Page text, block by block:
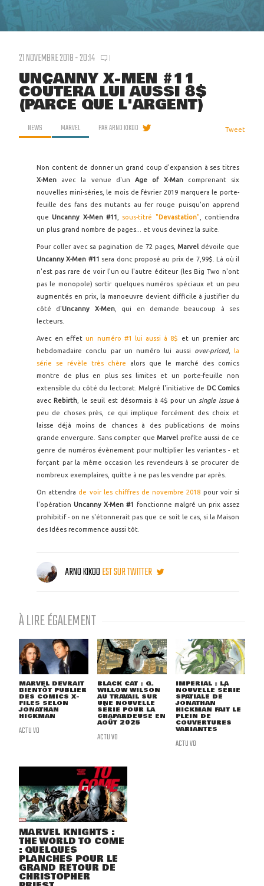
21 NOVEMBRE 2018 - 20:14 1
UNCANNY X-MEN #11
COÛTERA LUI AUSSI 8$
(PARCE QUE L'ARGENT)
NEWS MARVEL PARARNO KIKOO Tweet
Non content de donner un grand coup d'expansion à ses titres
X-Men avec la venue d'unAge of X-Man
comprenant six
nouvelles mini-séries, le mois de février 2019 marquera le porte-
feuille des fans des mutants au fer rouge puisqu'on apprend
queUncanny X-Men #11 sous-titré "Devastation" , contiendra
un plus grand nombre de pages... et vous devinez la suite.
Pour coller avec sa pagination de 72 pages,Marvel dévoile que
Uncanny X-Men #11 sera donc proposé au prix de 7,99$. Là où il
n'est pas rare de voir l'un ou l'autre éditeur (les Big Two n'ont
pas le monopole) sortir quelques numéros spéciaux et un peu
augmentés en prix, la manoeuvre devient difficile à justifier du
côté d'Uncanny X-Men, qui en demande beaucoup à ses
lecteurs.
Avec en effetun numéro #1 lui aussi à 8$
et un premier arc
hebdomadaire conclu par un numéro lui aussi
over-priced, la
série se révèle très chère alors que le marché des comics
montre de plus en plus ses limites et un porte-feuille non
extensible du côté du lectorat. Malgré l'initiative de DC Comics
avec Rebirth , le seuil est désormais à 4$ pour un single issueà
peu de choses près, ce qui implique forcément des choix et
laisse déjà moins de chances à des publications de moins
grande envergure. Sans compter queMarvel profite aussi de ce
genre de numéros évènement pour multiplier les variantes - et
forçant par la même occasion les revendeurs à se procurer de
nombreux exemplaires, quitte à ne pas les vendre par après.
On attendra de voir les chiffres de novembre 2018 pour voir si
l'opérationUncanny X-Men #1 fonctionne malgré un prix assez
prohibitif - on ne s'étonnerait pas que ce soit le cas, si la Maison
des Idées recommence aussi tôt.
ARNO KIKOOEST SUR TWITTER
À LIRE ÉGALEMENT
MARVEL DEVRAIT
BIENTÔT PUBLIER
DES COMICS X-
FILES SELON
JONATHAN
HICKMAN
ACTU VO
BLACK CAT : G.
WILLOW WILSON
AU TRAVAIL SUR
UNE NOUVELLE
SÉRIE POUR LA
CHAPARDEUSE EN
AOÛT 2025
ACTU VO
IMPERIAL : LA
NOUVELLE SÉRIE
SPATIALE DE
JONATHAN
HICKMAN FAIT LE
PLEIN DE
COUVERTURES
VARIANTES
ACTU VO
MARVEL KNIGHTS :
THE WORLD TO COME
: QUELQUES
PLANCHES POUR LE
GRAND RETOUR DE
CHRISTOPHER